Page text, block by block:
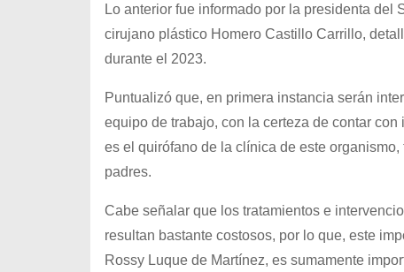
Lo anterior fue informado por la presidenta del
cirujano plástico Homero Castillo Carrillo,
durante el 2023.
Puntualizó que, en primera instancia serán
equipo de trabajo, con la certeza de contar
es el quirófano de la clínica de este
padres.
Cabe señalar que los tratamientos e
resultan bastante costosos, por lo que, este
Rossy Luque de Martínez, es sumamente